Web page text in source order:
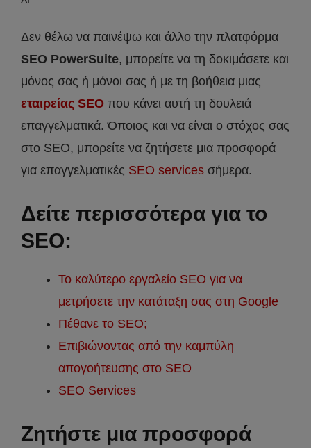
Δεν θέλω να παινέψω και άλλο την πλατφόρμα
SEO PowerSuite, μπορείτε να τη δοκιμάσετε και
μόνος σας ή μόνοι σας ή με τη βοήθεια μιας
εταιρείας SEO που κάνει αυτή τη δουλειά
επαγγελματικά. Όποιος και να είναι ο στόχος σας
στο SEO, μπορείτε να ζητήσετε μια προσφορά
για επαγγελματικές SEO services σήμερα.
Δείτε περισσότερα για το
SEO:
Το καλύτερο εργαλείο SEO για να
μετρήσετε την κατάταξη σας στη Google
Πέθανε το SEO;
Επιβιώνοντας από την καμπύλη
απογοήτευσης στο SEO
SEO Services
Ζητήστε μια προσφορά